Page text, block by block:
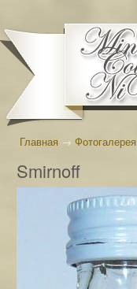
Главная → Фотогалерея
Smirnoff